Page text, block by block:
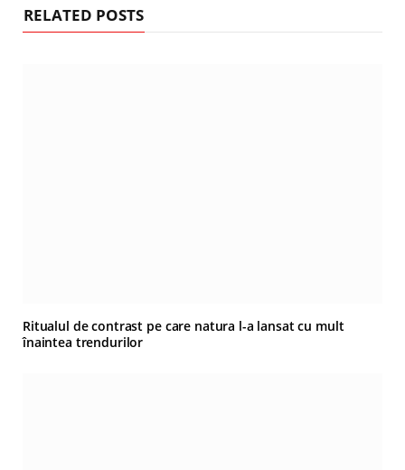
RELATED POSTS
Ritualul de contrast pe care natura l-a lansat cu mult
înaintea trendurilor